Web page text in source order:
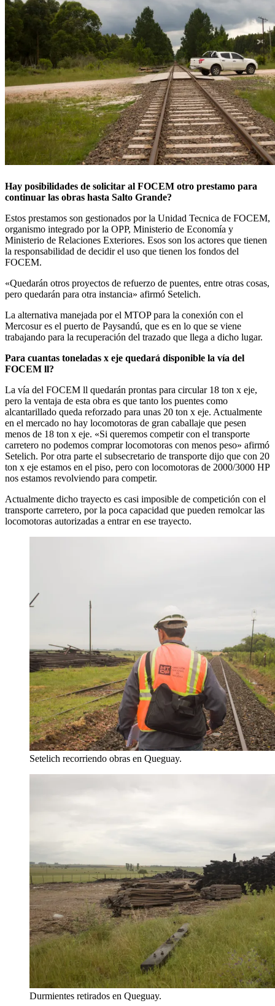
Hay posibilidades de solicitar al FOCEM otro prestamo para
continuar las obras hasta Salto Grande?
Estos prestamos son gestionados por la Unidad Tecnica de FOCEM,
organismo integrado por la OPP, Ministerio de Economía y
Ministerio de Relaciones Exteriores. Esos son los actores que tienen
la responsabilidad de decidir el uso que tienen los fondos del
FOCEM.
«Quedarán otros proyectos de refuerzo de puentes, entre otras cosas,
pero quedarán para otra instancia» afirmó Setelich.
La alternativa manejada por el MTOP para la conexión con el
Mercosur es el puerto de Paysandú, que es en lo que se viene
trabajando para la recuperación del trazado que llega a dicho lugar.
Para cuantas toneladas x eje quedará disponible la vía del
FOCEM ll?
La vía del FOCEM ll quedarán prontas para circular 18 ton x eje,
pero la ventaja de esta obra es que tanto los puentes como
alcantarillado queda reforzado para unas 20 ton x eje. Actualmente
en el mercado no hay locomotoras de gran caballaje que pesen
menos de 18 ton x eje. «Si queremos competir con el transporte
carretero no podemos comprar locomotoras con menos peso» afirmó
Setelich. Por otra parte el subsecretario de transporte dijo que con 20
ton x eje estamos en el piso, pero con locomotoras de 2000/3000 HP
nos estamos revolviendo para competir.
Actualmente dicho trayecto es casi imposible de competición con el
transporte carretero, por la poca capacidad que pueden remolcar las
locomotoras autorizadas a entrar en ese trayecto.
Setelich recorriendo obras en Queguay.
Durmientes retirados en Queguay.